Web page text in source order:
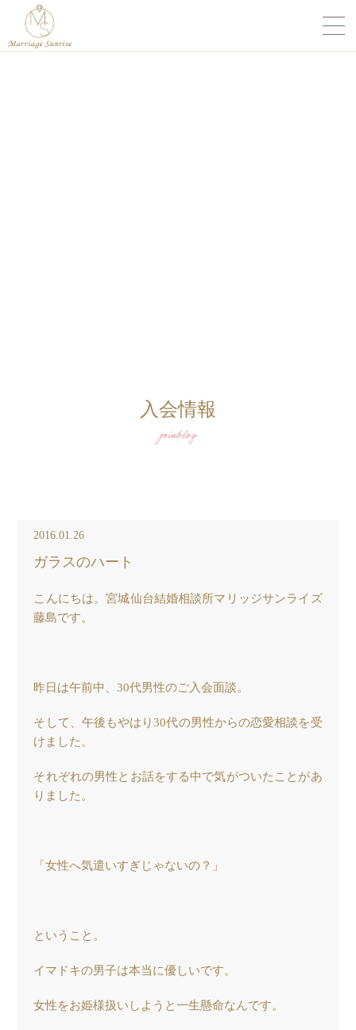
入会情報
joinblog
2016.01.26
ガラスのハート
こんにちは。宮城仙台結婚相談所マリッジサンライズ
藤島です。
昨日は午前中、30代男性のご入会面談。
そして、午後もやはり30代の男性からの恋愛相談を受
けました。
それぞれの男性とお話をする中で気がついたことがあ
りました。
「女性へ気遣いすぎじゃないの？」
ということ。
イマドキの男子は本当に優しいです。
女性をお姫様扱いしようと一生懸命なんです。